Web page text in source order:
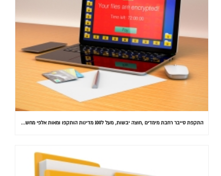
התקפת סייבר רחבת מימדים ,חוצה יבשות, מעל ל100 מדינות הותקפו ומאות אלפי מחשבים נדבקו